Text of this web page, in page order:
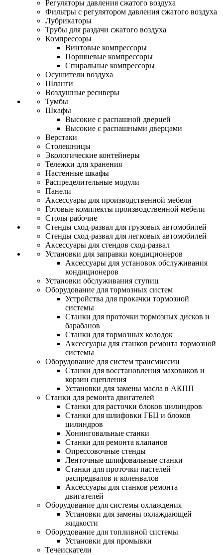
Регуляторы давления сжатого воздуха
Фильтры с регулятором давления сжатого воздуха
Лубрикаторы
Трубы для раздачи сжатого воздуха
Компрессоры
Винтовые компрессоры
Поршневые компрессоры
Спиральные компрессоры
Осушители воздуха
Шланги
Воздушные ресиверы
Тумбы
Шкафы
Высокие с распашной дверцей
Высокие с распашными дверцами
Верстаки
Столешницы
Экологические контейнеры
Тележки для хранения
Настенные шкафы
Распределительные модули
Панели
Аксессуары для производственной мебели
Готовые комплекты производственной мебели
Столы рабочие
Стенды сход-развал для грузовых автомобилей
Стенды сход-развал для легковых автомобилей
Аксессуары для стендов сход-развал
Установки для заправки кондиционеров
Аксессуары для установок обслуживания
кондиционеров
Установки обслуживания ступиц
Оборудование для тормозных систем
Устройства для прокачки тормозной
системы
Станки для проточки тормозных дисков и
барабанов
Станки для тормозных колодок
Аксессуары для станков ремонта тормозной
системы
Оборудование для систем трансмиссии
Станки для восстановления маховиков и
корзин сцепления
Установки для замены масла в АКПП
Станки для ремонта двигателей
Станки для расточки блоков цилиндров
Станки для шлифовки ГБЦ и блоков
цилиндров
Хонинговальные станки
Станки для ремонта клапанов
Опрессовочные стенды
Ленточные шлифовальные станки
Станки для проточки пастелей
распредвалов и коленвалов
Аксессуары для станков ремонта
двигателей
Оборудование для системы охлаждения
Установки для замены охлаждающей
жидкости
Оборудование для топливной системы
Установки для промывки
Течеискатели